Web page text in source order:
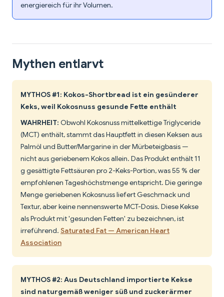
energiereich für ihr Volumen.
Mythen entlarvt
MYTHOS #1: Kokos-Shortbread ist ein gesünderer
Keks, weil Kokosnuss gesunde Fette enthält
WAHRHEIT: Obwohl Kokosnuss mittelkettige Triglyceride
(MCT) enthält, stammt das Hauptfett in diesen Keksen aus
Palmöl und Butter/Margarine in der Mürbeteigbasis —
nicht aus geriebenem Kokos allein. Das Produkt enthält 11
g gesättigte Fettsäuren pro 2-Keks-Portion, was 55 % der
empfohlenen Tageshöchstmenge entspricht. Die geringe
Menge geriebenen Kokosnuss liefert Geschmack und
Textur, aber keine nennenswerte MCT-Dosis. Diese Kekse
als Produkt mit 'gesunden Fetten' zu bezeichnen, ist
irreführend. Saturated Fat — American Heart
Association
MYTHOS #2: Aus Deutschland importierte Kekse
sind naturgemäß weniger süß und zuckerärmer